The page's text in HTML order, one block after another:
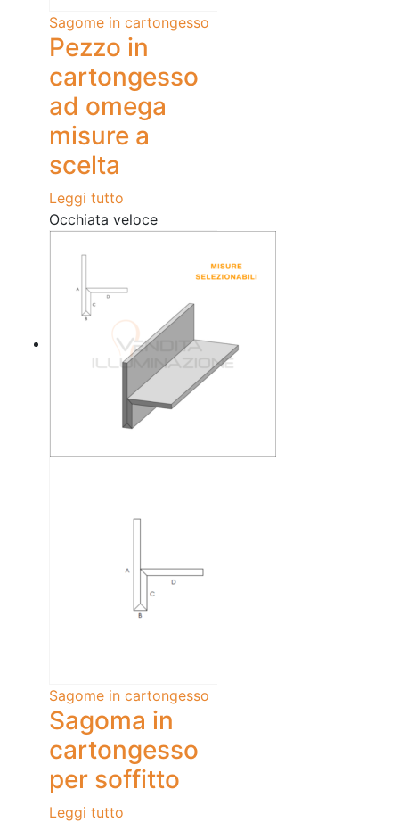
Sagome in cartongesso
Pezzo in
cartongesso
ad omega
misure a
scelta
Leggi tutto
Occhiata veloce
Sagome in cartongesso
Sagoma in
cartongesso
per soffitto
Leggi tutto